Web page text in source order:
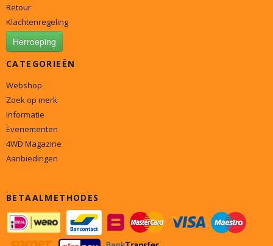
Retour
Klachtenregeling
Herroeping
CATEGORIEËN
Webshop
Zoek op merk
Informatie
Evenementen
4WD Magazine
Aanbiedingen
BETAALMETHODES